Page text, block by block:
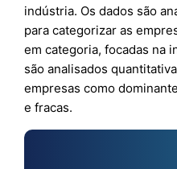
indústria. Os dados são
para categorizar as
em categoria, focadas na
são analisados
empresas como
e fracas.